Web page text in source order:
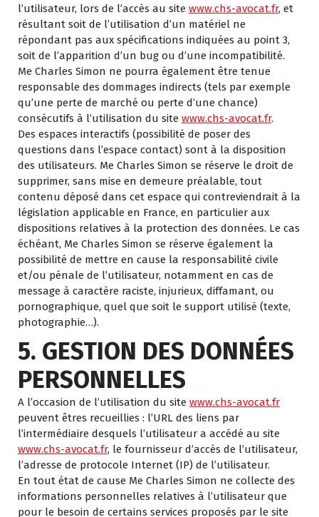
l’utilisateur, lors de l’accès au site www.chs-avocat.fr, et
résultant soit de l’utilisation d’un matériel ne
répondant pas aux spécifications indiquées au point 3,
soit de l’apparition d’un bug ou d’une incompatibilité.
Me Charles Simon ne pourra également être tenue
responsable des dommages indirects (tels par exemple
qu’une perte de marché ou perte d’une chance)
consécutifs à l’utilisation du site www.chs-avocat.fr.
Des espaces interactifs (possibilité de poser des
questions dans l’espace contact) sont à la disposition
des utilisateurs. Me Charles Simon se réserve le droit de
supprimer, sans mise en demeure préalable, tout
contenu déposé dans cet espace qui contreviendrait à la
législation applicable en France, en particulier aux
dispositions relatives à la protection des données. Le cas
échéant, Me Charles Simon se réserve également la
possibilité de mettre en cause la responsabilité civile
et/ou pénale de l’utilisateur, notamment en cas de
message à caractère raciste, injurieux, diffamant, ou
pornographique, quel que soit le support utilisé (texte,
photographie…).
5. GESTION DES DONNÉES
PERSONNELLES
A l’occasion de l’utilisation du site www.chs-avocat.fr
peuvent êtres recueillies : l’URL des liens par
l’intermédiaire desquels l’utilisateur a accédé au site
www.chs-avocat.fr, le fournisseur d’accès de l’utilisateur,
l’adresse de protocole Internet (IP) de l’utilisateur.
En tout état de cause Me Charles Simon ne collecte des
informations personnelles relatives à l’utilisateur que
pour le besoin de certains services proposés par le site